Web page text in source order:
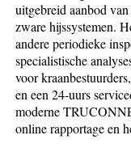
uitgebreid aanbod
zware hijssystemen.
andere periodieke
specialistische
voor
en een 24-uurs
moderne
online rapportage en